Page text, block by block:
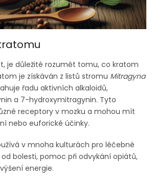
je důležité rozumět tomu, co kratom
je získáván z listů stromu Mitragyna
řadu aktivních alkaloidů,
a 7-hydroxymitragynin. Tyto
receptory v mozku a mohou mít
nebo euforické účinky.
v mnoha kulturách pro léčebné
bolesti, pomoc při odvykání opiátů,
energie.